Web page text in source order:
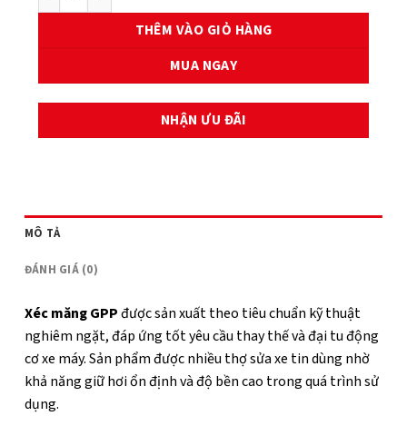
THÊM VÀO GIỎ HÀNG
MUA NGAY
NHẬN ƯU ĐÃI
MÔ TẢ
ĐÁNH GIÁ (0)
Xéc măng GPPđược sản xuất theo tiêu chuẩn kỹ thuật
nghiêm ngặt, đáp ứng tốt yêu cầu thay thế và đại tu động
cơ xe máy. Sản phẩm được nhiều thợ sửa xe tin dùng nhờ
khả năng giữ hơi ổn định và độ bền cao trong quá trình sử
dụng.